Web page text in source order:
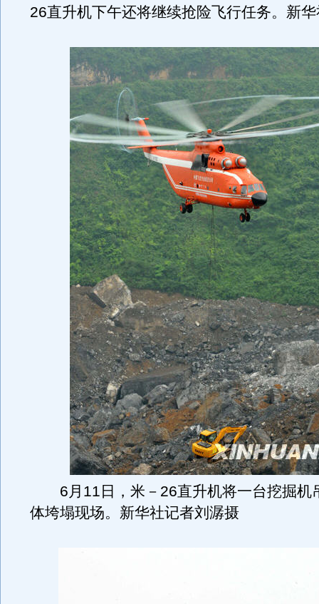
26直升机下午还将继续抢险飞行任务。新
6月11日，米－26直升机将一台挖掘机
体垮塌现场。新华社记者刘潺摄